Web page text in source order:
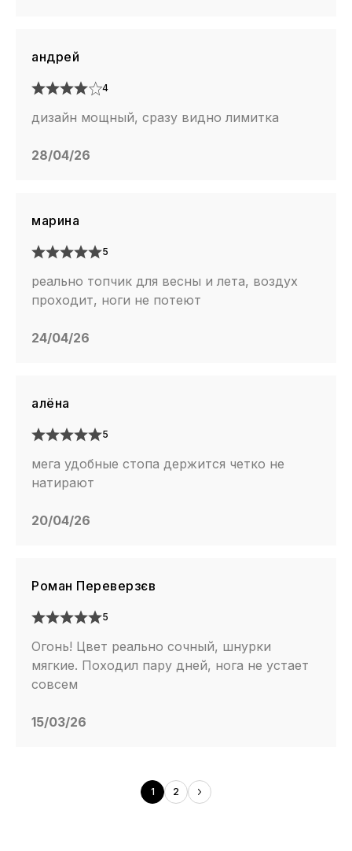
андрей
4
дизайн мощный, сразу видно лимитка
28/04/26
марина
5
реально топчик для весны и лета, воздух
проходит, ноги не потеют
24/04/26
алёна
5
мега удобные стопа держится четко не
натирают
20/04/26
Роман Переверзєв
5
Огонь! Цвет реально сочный, шнурки
мягкие. Походил пару дней, нога не устает
совсем
15/03/26
1 2